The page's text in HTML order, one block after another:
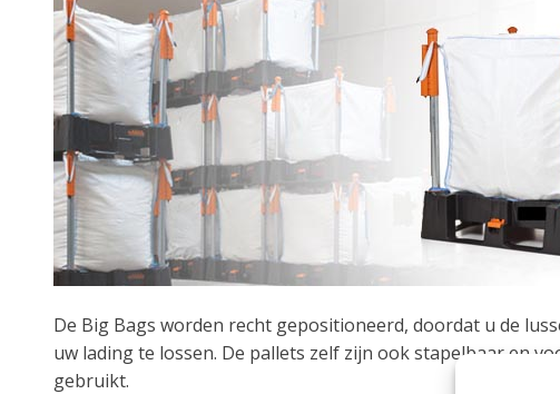
De Big Bags worden recht gepositioneerd, doordat u de
uw lading te lossen. De pallets zelf zijn ook stapelbaar en
gebruikt.